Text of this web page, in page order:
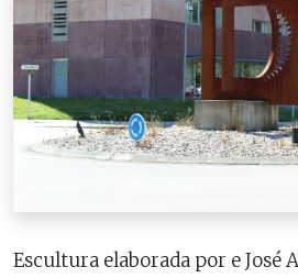
Escultura elaborada por e José